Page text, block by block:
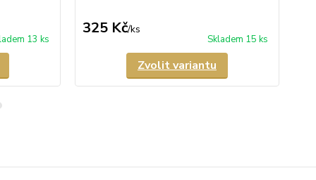
13 ks
325 Kč/ks
Skladem 15 ks
Zvolit variantu